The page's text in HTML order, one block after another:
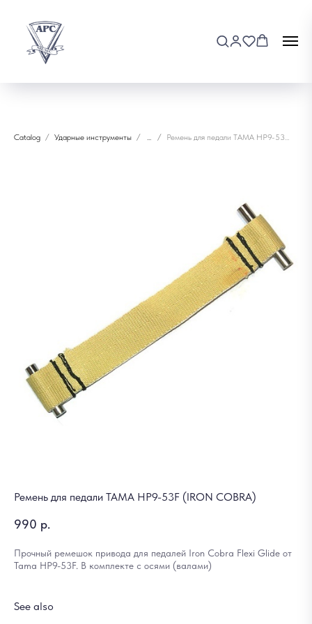
Catalog Ударные инструменты ... Ремень для педали TAMA HP9-53F (IRON COBRA)
Ремень для педали TAMA HP9-53F (IRON COBRA)
990 р.
Прочный ремешок привода для педалей Iron Cobra Flexi Glide от
Tama HP9-53F. В комплекте с осями (валами)
See also